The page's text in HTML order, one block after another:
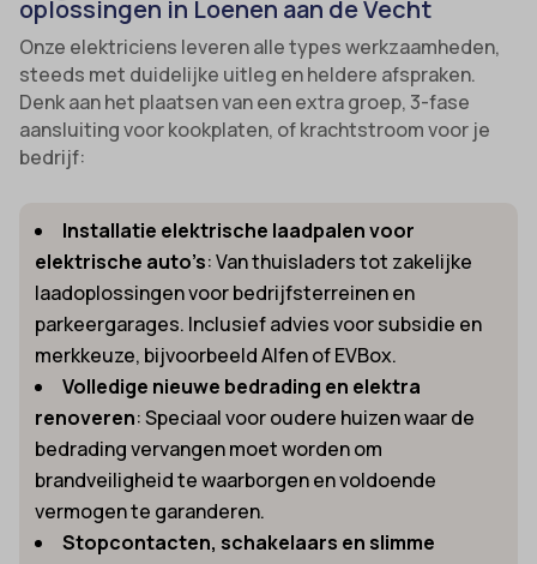
oplossingen in Loenen aan de Vecht
Onze elektriciens leveren alle types werkzaamheden,
steeds met duidelijke uitleg en heldere afspraken.
Denk aan het plaatsen van een extra groep, 3-fase
aansluiting voor kookplaten, of krachtstroom voor je
bedrijf:
Installatie elektrische laadpalen voor
elektrische auto’s: Van thuisladers tot zakelijke
laadoplossingen voor bedrijfsterreinen en
parkeergarages. Inclusief advies voor subsidie en
merkkeuze, bijvoorbeeld Alfen of EVBox.
Volledige nieuwe bedrading en elektra
renoveren: Speciaal voor oudere huizen waar de
bedrading vervangen moet worden om
brandveiligheid te waarborgen en voldoende
vermogen te garanderen.
Stopcontacten, schakelaars en slimme